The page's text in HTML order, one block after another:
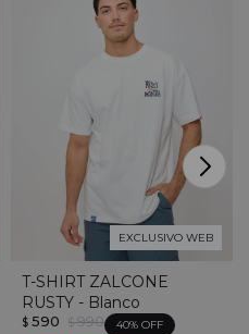
EXCLUSIVO WEB
T-SHIRT ZALCONE
RUSTY - Blanco
$ 590 $ 990 40